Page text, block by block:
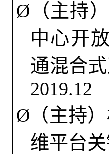
Ø （主持）
中心开
通混合
2019.12
Ø （主持）
维平台